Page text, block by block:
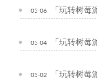
「玩转树
05-06
「玩转树莓
05-04
「玩转树莓
05-02